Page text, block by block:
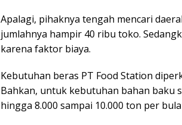
Apalagi, pihaknya tengah mencari
jumlahnya hampir 40 ribu toko.
karena faktor biaya.
Kebutuhan beras PT Food Station
Bahkan, untuk kebutuhan bahan baku
hingga 8.000 sampai 10.000 ton per